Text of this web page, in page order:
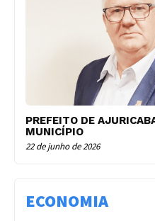
PREFEITO DE
MUNICÍPIO
22 de junho de 2026
ECONOMIA